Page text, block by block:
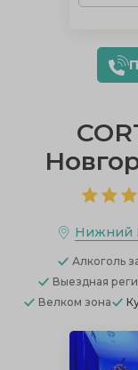
Нижний
Алкоголь
Выездная
Велком зона